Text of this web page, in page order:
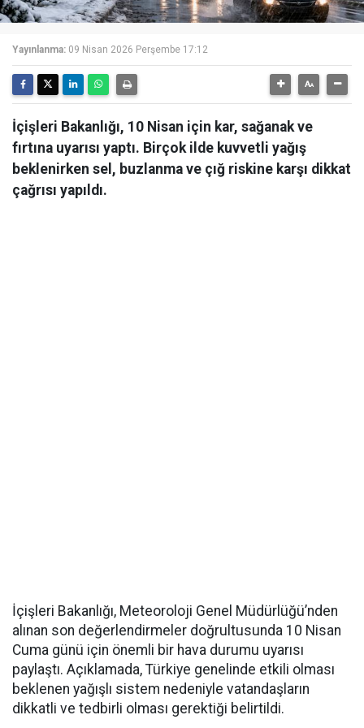
Yayınlanma: 09 Nisan 2026 Perşembe 17:12
İçişleri Bakanlığı, 10 Nisan için kar, sağanak ve
fırtına uyarısı yaptı. Birçok ilde kuvvetli yağış
beklenirken sel, buzlanma ve çığ riskine karşı dikkat
çağrısı yapıldı.
İçişleri Bakanlığı, Meteoroloji Genel Müdürlüğü’nden
alınan son değerlendirmeler doğrultusunda 10 Nisan
Cuma günü için önemli bir hava durumu uyarısı
paylaştı. Açıklamada, Türkiye genelinde etkili olması
beklenen yağışlı sistem nedeniyle vatandaşların
dikkatli ve tedbirli olması gerektiği belirtildi.